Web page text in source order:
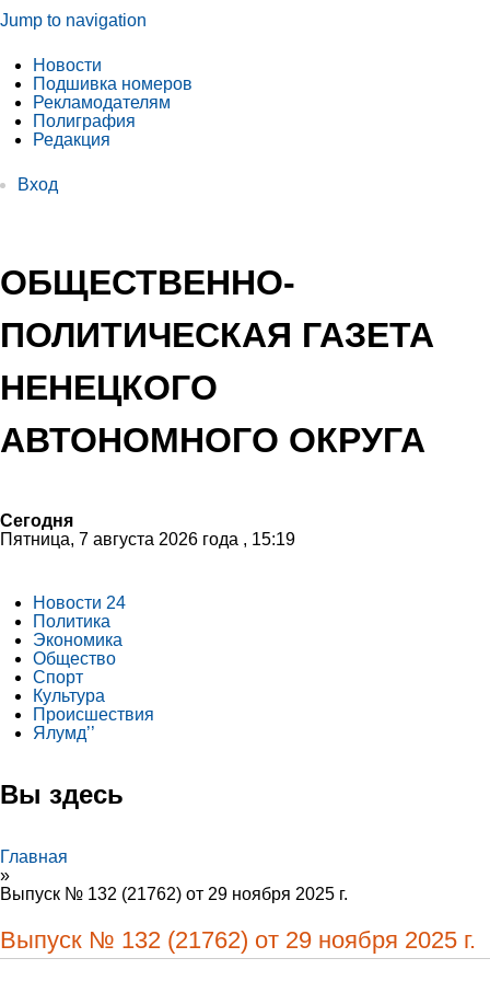
Jump to navigation
Новости
Подшивка номеров
Рекламодателям
Полиграфия
Редакция
Вход
ОБЩЕСТВЕННО-
ПОЛИТИЧЕСКАЯ ГАЗЕТА
НЕНЕЦКОГО
АВТОНОМНОГО ОКРУГА
Сегодня
Пятница, 7 августа 2026 года , 15:19
Новости 24
Политика
Экономика
Общество
Спорт
Культура
Происшествия
Ялумд’’
Вы здесь
Главная
»
Выпуск № 132 (21762) от 29 ноября 2025 г.
Выпуск № 132 (21762) от 29 ноября 2025 г.